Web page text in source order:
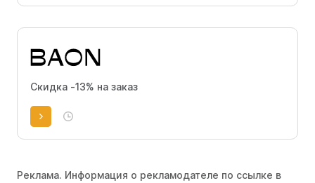
Скидка -13% на заказ
Реклама. Информация о рекламодателе по ссылке в